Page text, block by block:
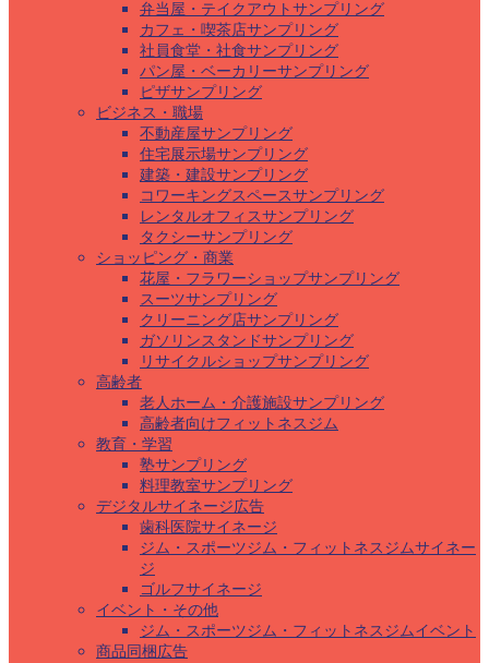
弁当屋・テイクアウトサンプリング
カフェ・喫茶店サンプリング
社員食堂・社食サンプリング
パン屋・ベーカリーサンプリング
ピザサンプリング
ビジネス・職場
不動産屋サンプリング
住宅展示場サンプリング
建築・建設サンプリング
コワーキングスペースサンプリング
レンタルオフィスサンプリング
タクシーサンプリング
ショッピング・商業
花屋・フラワーショップサンプリング
スーツサンプリング
クリーニング店サンプリング
ガソリンスタンドサンプリング
リサイクルショップサンプリング
高齢者
老人ホーム・介護施設サンプリング
高齢者向けフィットネスジム
教育・学習
塾サンプリング
料理教室サンプリング
デジタルサイネージ広告
歯科医院サイネージ
ジム・スポーツジム・フィットネスジムサイネー
ジ
ゴルフサイネージ
イベント・その他
ジム・スポーツジム・フィットネスジムイベント
商品同梱広告